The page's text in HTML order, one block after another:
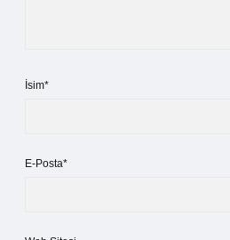
İsim*
E-Posta*